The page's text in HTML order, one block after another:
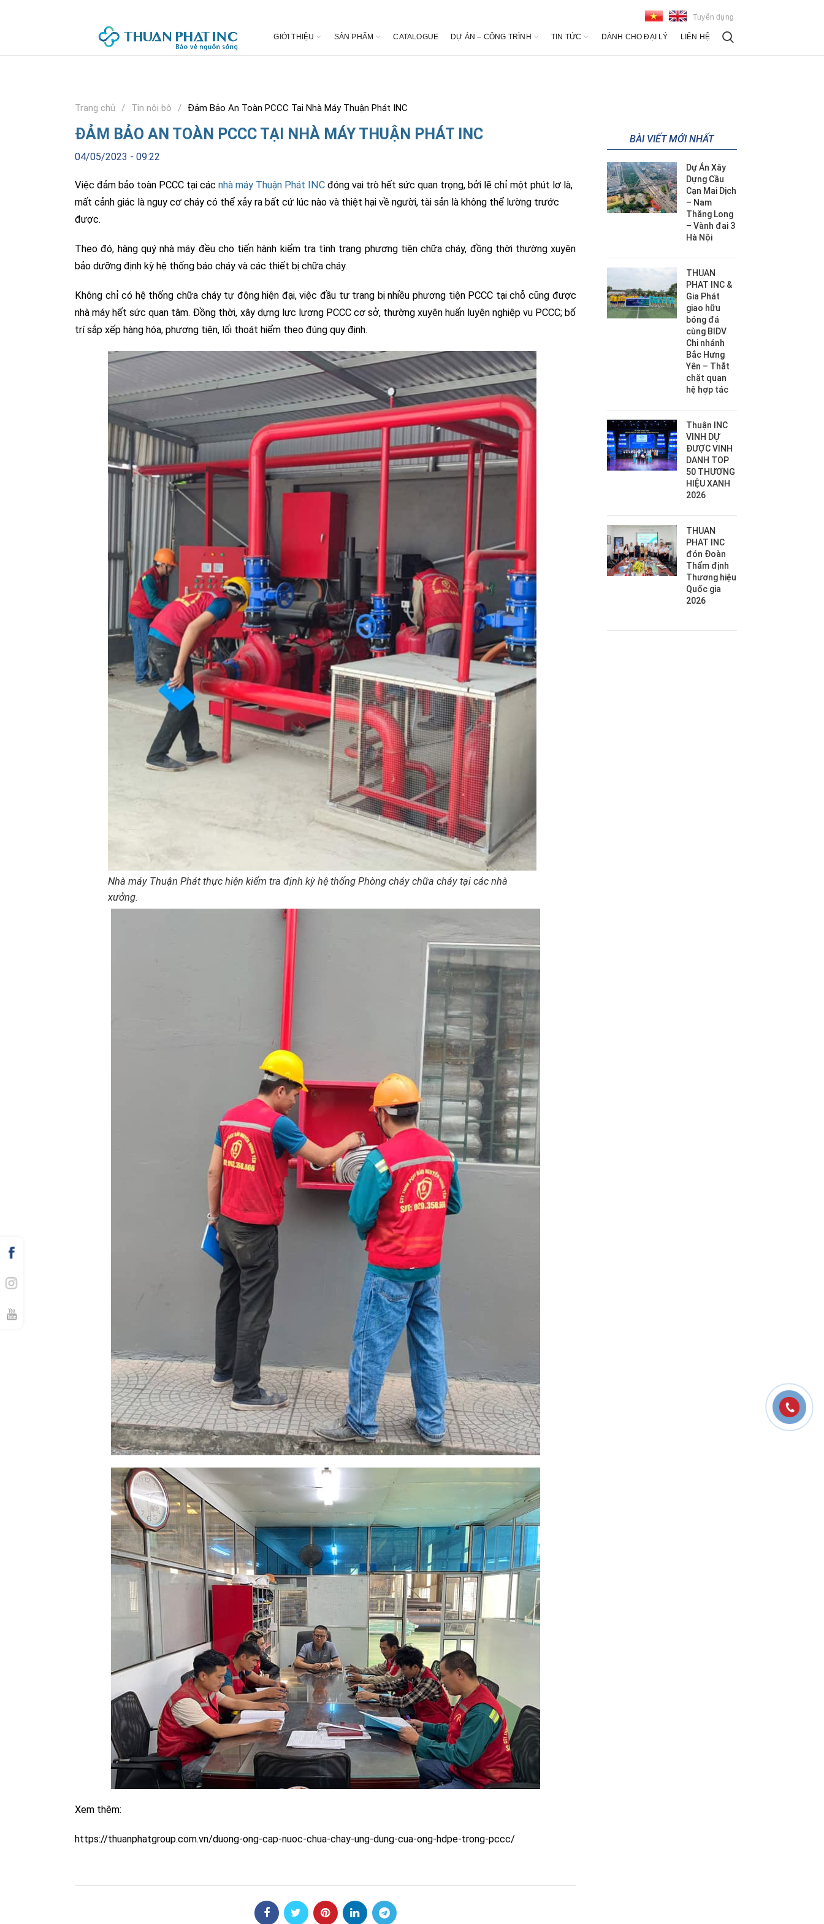
Tuyển dụng
GIỚI THIỆU SẢN PHẨM CATALOGUE DỰ ÁN – CÔNG TRÌNH TIN TỨC DÀNH CHO ĐẠI LÝ LIÊN HỆ
Trang chủ Tin nội bộ Đảm Bảo An Toàn PCCC Tại Nhà Máy Thuận Phát INC
ĐẢM BẢO AN TOÀN PCCC TẠI NHÀ MÁY THUẬN PHÁT INC
04/05/2023 - 09:22
Việc đảm bảo toàn PCCC tại các nhà máy Thuận Phát INC đóng vai trò hết sức quan trọng, bởi lẽ chỉ một phút lơ là,
mất cảnh giác là nguy cơ cháy có thể xảy ra bất cứ lúc nào và thiệt hại về người, tài sản là không thể lường trước
được.
Theo đó, hàng quý nhà máy đều cho tiến hành kiểm tra tình trạng phương tiện chữa cháy, đồng thời thường xuyên
bảo dưỡng định kỳ hệ thống báo cháy và các thiết bị chữa cháy.
Không chỉ có hệ thống chữa cháy tự động hiện đại, việc đầu tư trang bị nhiều phương tiện PCCC tại chỗ cũng được
nhà máy hết sức quan tâm. Đồng thời, xây dựng lực lượng PCCC cơ sở, thường xuyên huấn luyện nghiệp vụ PCCC; bố
trí sắp xếp hàng hóa, phương tiện, lối thoát hiểm theo đúng quy định.
Nhà máy Thuận Phát thực hiện kiểm tra định kỳ hệ thống Phòng cháy chữa cháy tại các nhà
xưởng.
Xem thêm:
https://thuanphatgroup.com.vn/duong-ong-cap-nuoc-chua-chay-ung-dung-cua-ong-hdpe-trong-pccc/
BÀI VIẾT MỚI NHẤT
Dự Án Xây
Dựng Cầu
Cạn Mai Dịch
– Nam
Thăng Long
– Vành đai 3
Hà Nội
THUAN
PHAT INC &
Gia Phát
giao hữu
bóng đá
cùng BIDV
Chi nhánh
Bắc Hưng
Yên – Thắt
chặt quan
hệ hợp tác
Thuận INC
VINH DỰ
ĐƯỢC VINH
DANH TOP
50 THƯƠNG
HIỆU XANH
2026
THUAN
PHAT INC
đón Đoàn
Thẩm định
Thương hiệu
Quốc gia
2026